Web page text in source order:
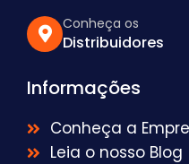
Conheça os
Distribuidores
Informações
Conheça a
Leia o nosso Blog